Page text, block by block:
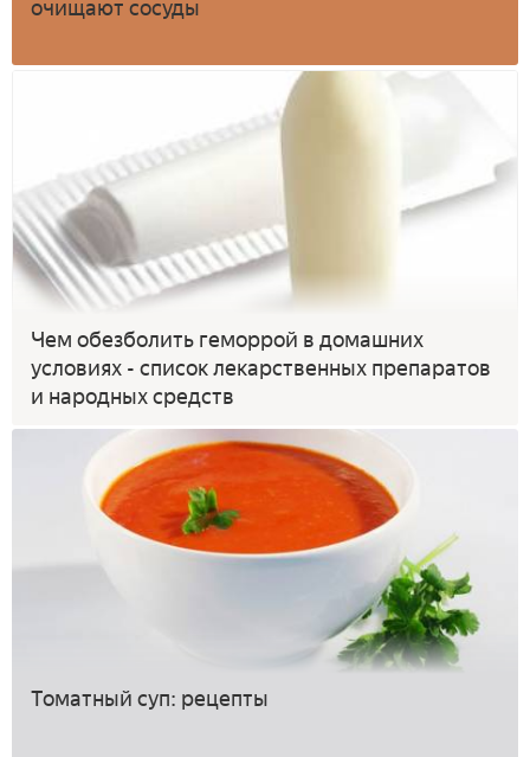
очищают сосуды
Чем обезболить геморрой в домашних
условиях - список лекарственных препаратов
и народных средств
Томатный суп: рецепты